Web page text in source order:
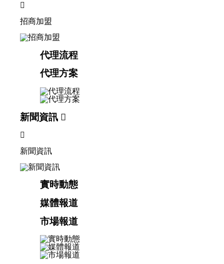

招商加盟
代理流程
代理方案
新聞資訊 

新聞資訊
實時動態
媒體報道
市場報道